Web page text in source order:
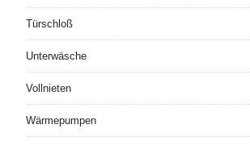
Türschloß
Unterwäsche
Vollnieten
Wärmepumpen